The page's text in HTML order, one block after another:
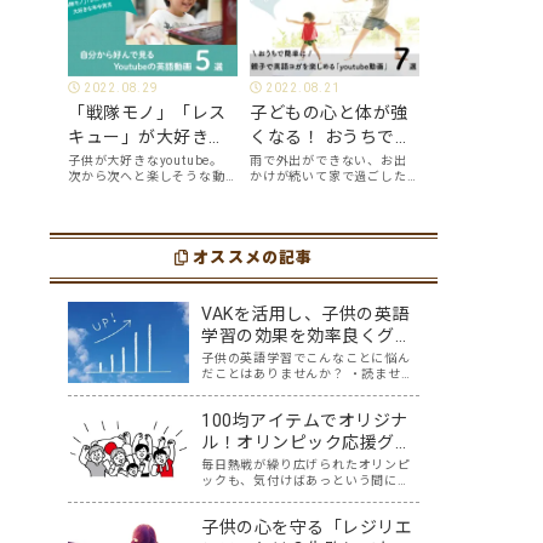
2022.08.29
「戦隊モノ」「レス
キュー」が大好きな
年中男児が、自分か
ら好んで見る
選
子供が大好きなyoutube。
次から次へと楽しそうな動
ツールです。アットホーム留
学では、親子の会話・家庭
youtubeやゲーム、アプリ
だ…
2022.08.21
子どもの心と体が強
くなる！ おうちで簡
単に、親子で英語ヨ
ガを楽しめる
選
雨で外出ができない、お出
かけが続いて家で過ごした
な時は英語ヨガに親子で挑
戦してみませんか？ 今回の
にオススメの「youtube動
オススメの記事
VAKを活用し、子供の英語
学習の効果を効率良くグン
と上げる方法
子供の英語学習でこんなことに悩ん
だことはありませんか？ ・読ませる
きた英語学習では、子供に響かな
い。どうしたらいいんだろう・・と
悩んでいた時に、私が親子英会話を
学んでいる…
100均アイテムでオリジナ
ル！オリンピック応援グッ
ズを作りながらの親子英会
話
毎日熱戦が繰り広げられたオリンピ
ックも、気付けばあっという間に終
家は、サッカー、テニス、卓球、体
子供の心を守る「レジリエ